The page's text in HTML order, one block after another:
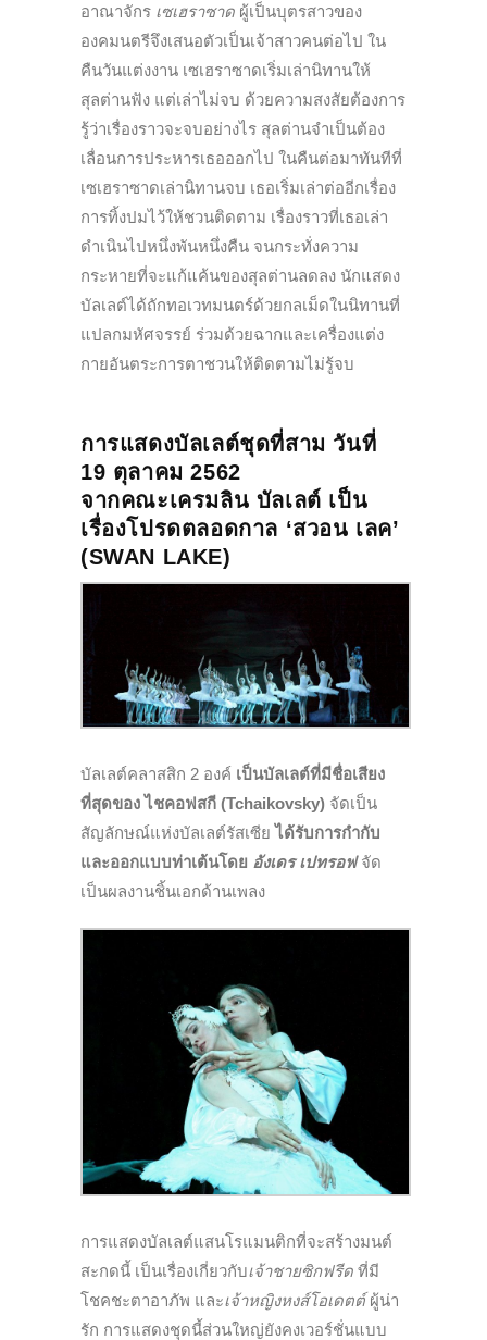
อาณาจักร เซเฮราซาด ผู้เป็นบุตรสาวของ
องคมนตรีจึงเสนอตัวเป็นเจ้าสาวคนต่อไป ใน
คืนวันแต่งงาน เซเฮราซาดเริ่มเล่านิทานให้
สุลต่านฟัง แต่เล่าไม่จบ ด้วยความสงสัยต้องการ
รู้ว่าเรื่องราวจะจบอย่างไร สุลต่านจำเป็นต้อง
เลื่อนการประหารเธอออกไป ในคืนต่อมาทันทีที่
เซเฮราซาดเล่านิทานจบ เธอเริ่มเล่าต่ออีกเรื่อง
การทิ้งปมไว้ให้ชวนติดตาม เรื่องราวที่เธอเล่า
ดำเนินไปหนึ่งพันหนึ่งคืน จนกระทั่งความ
กระหายที่จะแก้แค้นของสุลต่านลดลง นักแสดง
บัลเลต์ได้ถักทอเวทมนตร์ด้วยกลเม็ดในนิทานที่
แปลกมหัศจรรย์ ร่วมด้วยฉากและเครื่องแต่ง
กายอันตระการตาชวนให้ติดตามไม่รู้จบ
การแสดงบัลเลต์ชุดที่สาม วันที่
19 ตุลาคม 2562
จากคณะเครมลิน บัลเลต์ เป็น
เรื่องโปรดตลอดกาล ‘สวอน เลค’
(SWAN LAKE)
บัลเลต์คลาสสิก 2 องค์ เป็นบัลเลต์ที่มีชื่อเสียง
ที่สุดของ ไชคอฟสกี (Tchaikovsky) จัดเป็น
สัญลักษณ์แห่งบัลเลต์รัสเซียได้รับการกำกับ
และออกแบบท่าเต้นโดย อังเดร เปทรอฟ จัด
เป็นผลงานชิ้นเอกด้านเพลง
การแสดงบัลเลต์แสนโรแมนติกที่จะสร้างมนต์
สะกดนี้ เป็นเรื่องเกี่ยวกับเจ้าชายซิกฟรีด ที่มี
โชคชะตาอาภัพ และเจ้าหญิงหงส์โอเดตต์ ผู้น่า
รัก การแสดงชุดนี้ส่วนใหญ่ยังคงเวอร์ชั่นแบบ